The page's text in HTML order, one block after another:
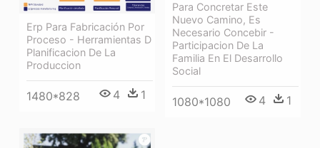
Para Concretar Este
Nuevo Camino, Es
Necesario Concebir -
Participacion De La
Familia En El Desarrollo
Social
1080*1080 4 1
Erp Para Fabricación Por
Proceso - Herramientas D
Planificacion De La
Produccion
1480*828 4 1